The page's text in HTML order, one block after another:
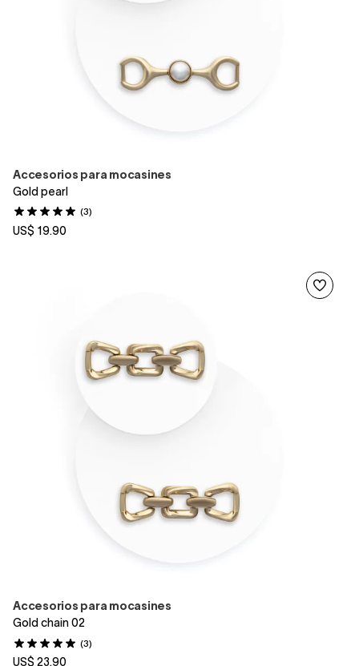
Accesorios para mocasines
Gold pearl
(3)
US$ 19.90
Accesorios para mocasines
Gold chain 02
(3)
US$ 23.90